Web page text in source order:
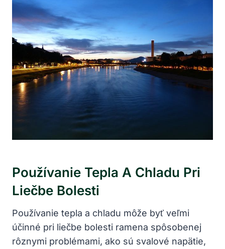
Používanie Tepla A Chladu Pri
Liečbe Bolesti
Používanie tepla a chladu môže byť veľmi
účinné pri liečbe bolesti ramena spôsobenej
rôznymi problémami, ako sú svalové napätie,